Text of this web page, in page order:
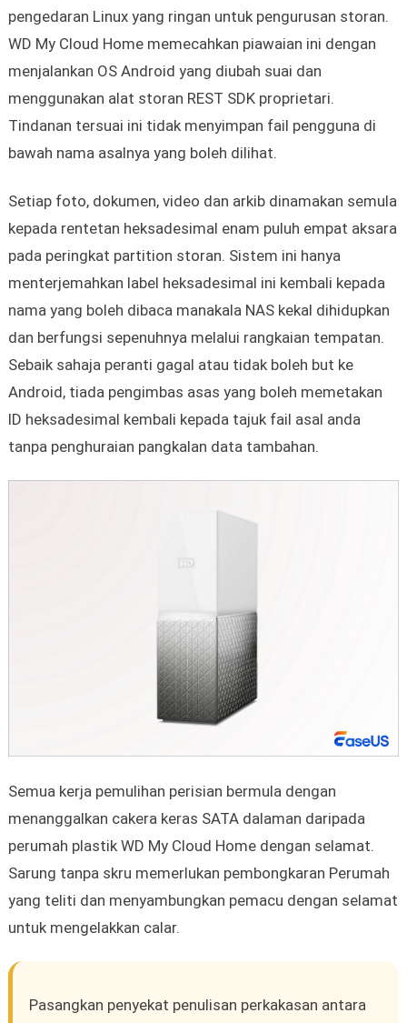
pengedaran Linux yang ringan untuk pengurusan storan.
WD My Cloud Home memecahkan piawaian ini dengan
menjalankan OS Android yang diubah suai dan
menggunakan alat storan REST SDK proprietari.
Tindanan tersuai ini tidak menyimpan fail pengguna di
bawah nama asalnya yang boleh dilihat.
Setiap foto, dokumen, video dan arkib dinamakan semula
kepada rentetan heksadesimal enam puluh empat aksara
pada peringkat partition storan. Sistem ini hanya
menterjemahkan label heksadesimal ini kembali kepada
nama yang boleh dibaca manakala NAS kekal dihidupkan
dan berfungsi sepenuhnya melalui rangkaian tempatan.
Sebaik sahaja peranti gagal atau tidak boleh but ke
Android, tiada pengimbas asas yang boleh memetakan
ID heksadesimal kembali kepada tajuk fail asal anda
tanpa penghuraian pangkalan data tambahan.
Semua kerja pemulihan perisian bermula dengan
menanggalkan cakera keras SATA dalaman daripada
perumah plastik WD My Cloud Home dengan selamat.
Sarung tanpa skru memerlukan pembongkaran Perumah
yang teliti dan menyambungkan pemacu dengan selamat
untuk mengelakkan calar.
Pasangkan penyekat penulisan perkakasan antara